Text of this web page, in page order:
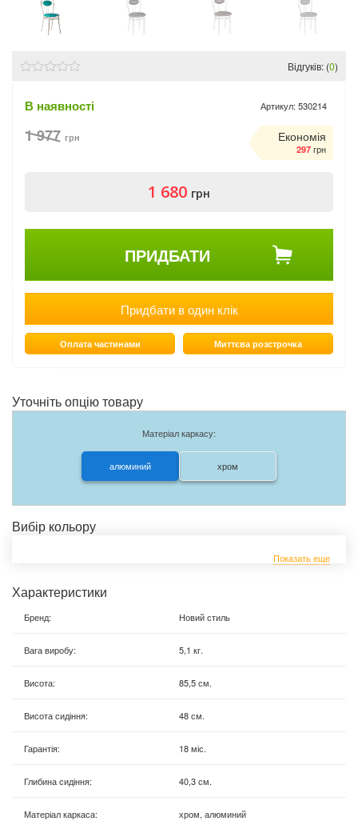
Відгуків: (0)
В наявності Артикул: 530214
1 977 грн Економія
297 грн
1 680 грн
ПРИДБАТИ
Придбати в один клік
Оплата частинами Миттєва розстрочка
Уточніть опцію товару
Матеріал каркасу:
алюминий хром
Вибір кольору
Показать еще
Характеристики
Бренд: Новий стиль
Вага виробу: 5,1 кг.
Висота: 85,5 см.
Висота сидіння: 48 см.
Гарантія: 18 міс.
Глибина сидіння: 40,3 см.
Матеріал каркаса: хром, алюминий